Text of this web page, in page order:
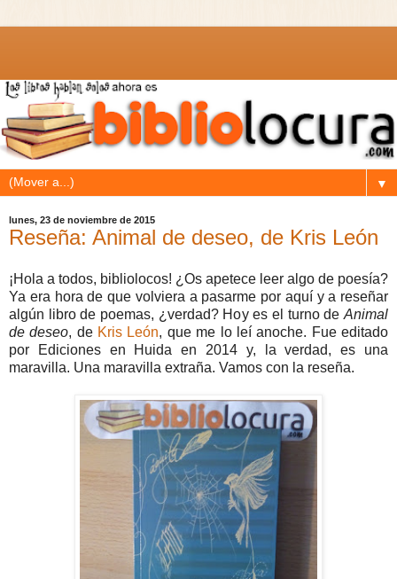
▼
lunes, 23 de noviembre de 2015
Reseña: Animal de deseo, de Kris León
¡Hola a todos, bibliolocos! ¿Os apetece leer algo de poesía?
Ya era hora de que volviera a pasarme por aquí y a reseñar
algún libro de poemas, ¿verdad? Hoy es el turno de Animal
de deseo, de Kris León, que me lo leí anoche. Fue editado
por Ediciones en Huida en 2014 y, la verdad, es una
maravilla. Una maravilla extraña. Vamos con la reseña.